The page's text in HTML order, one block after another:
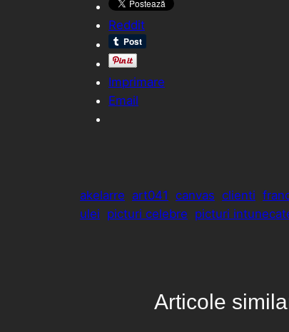
Reddit
Imprimare
Email
akelarre art041 canvas clienti
ulei picturi celebre picturi
Articole